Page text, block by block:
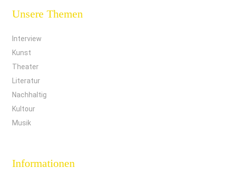
Unsere Themen
Interview
Kunst
Theater
Literatur
Nachhaltig
Kultour
Musik
Informationen